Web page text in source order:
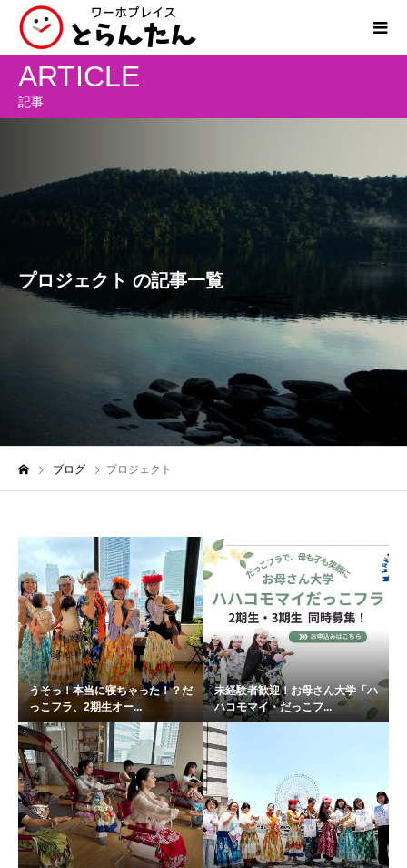
ARTICLE
記事
プロジェクト の記事一覧
ブログ プロジェクト
うそっ！本当に寝ちゃった！？だ
っこフラ、2期生オー...
未経験者歓迎！お母さん大学「ハ
ハコモマイ・だっこフ...